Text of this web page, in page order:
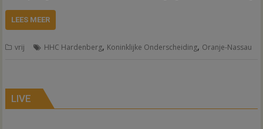
LEES MEER
vrij HHC Hardenberg, Koninklijke Onderscheiding, Oranje-Nassau
LIVE